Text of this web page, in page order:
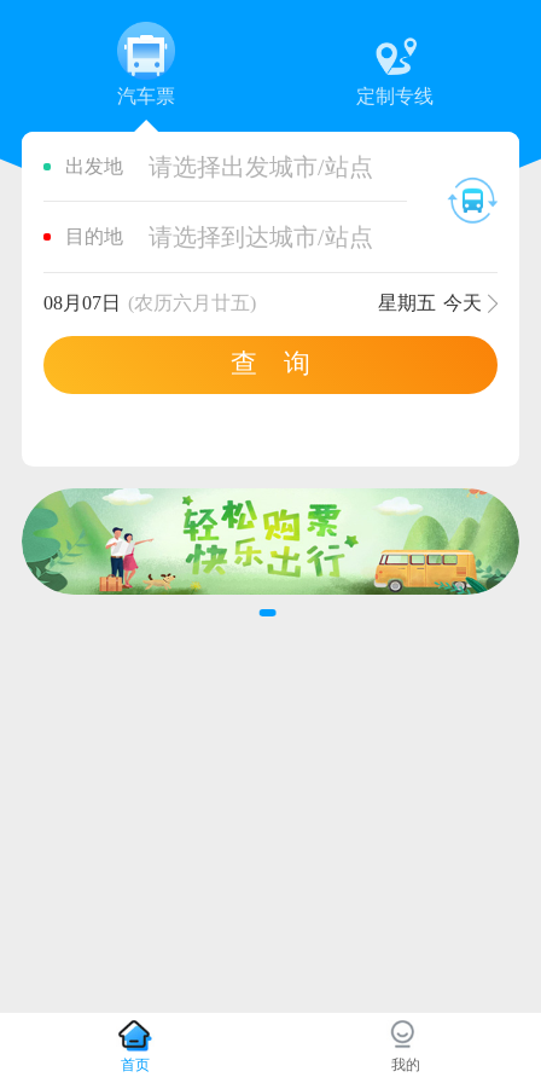
汽车票 定制专线
出发地 请选择出发城市/站点
目的地 请选择到达城市/站点
08月07日 (农历六月廿五) 星期五 今天
查 询
首页 我的